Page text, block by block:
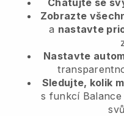
Zobrazte
a nastavte
Nastavte
Sledujte, kolik
s funkcí